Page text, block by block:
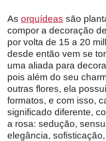
As orquídeas são
compor a decoração
por volta de 15 a 20
desde então vem se
uma aliada para
pois além do seu
outras flores, ela
formatos, e com isso,
significado diferente,
a rosa: sedução,
elegância,